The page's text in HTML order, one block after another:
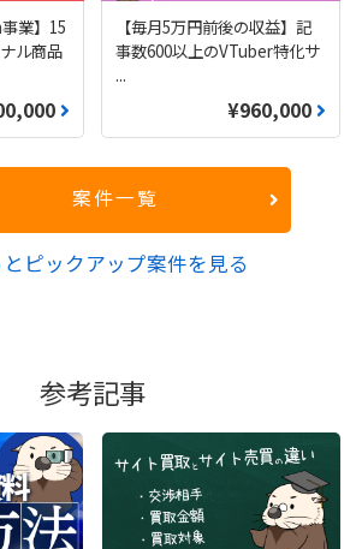
業】15
ル商品
【毎月5万円前後の収益】記
事数600以上のVTuber特化サ
...
¥960,000
案件一覧
ピックアップ案件を見る
参考記事